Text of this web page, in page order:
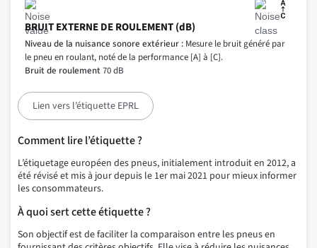
BRUIT EXTERNE DE ROULEMENT (dB)
Niveau de la nuisance sonore extérieur : Mesure le bruit généré par
le pneu en roulant, noté de la performance [A] à [C].
Bruit de roulement70 dB
Lien vers l’étiquette EPRL
Comment lire l’étiquette ?
L’étiquetage européen des pneus, initialement introduit en 2012, a
été révisé et mis à jour depuis le 1er mai 2021 pour mieux informer
les consommateurs.
À quoi sert cette étiquette ?
Son objectif est de faciliter la comparaison entre les pneus en